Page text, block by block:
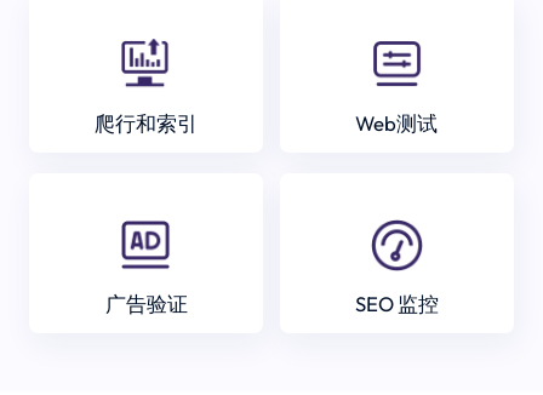
爬行和索引 Web测试
广告验证 SEO 监控